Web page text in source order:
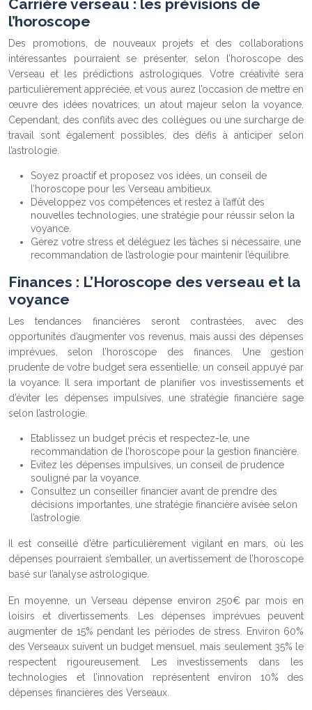
Carrière verseau : les prévisions de
l’horoscope
Des promotions, de nouveaux projets et des collaborations
intéressantes pourraient se présenter, selon l’horoscope des
Verseau et les prédictions astrologiques. Votre créativité sera
particulièrement appréciée, et vous aurez l’occasion de mettre en
œuvre des idées novatrices, un atout majeur selon la voyance.
Cependant, des conflits avec des collègues ou une surcharge de
travail sont également possibles, des défis à anticiper selon
l’astrologie.
Soyez proactif et proposez vos idées, un conseil de
l’horoscope pour les Verseau ambitieux.
Développez vos compétences et restez à l’affût des
nouvelles technologies, une stratégie pour réussir selon la
voyance.
Gérez votre stress et déléguez les tâches si nécessaire, une
recommandation de l’astrologie pour maintenir l’équilibre.
Finances : L’Horoscope des verseau et la
voyance
Les tendances financières seront contrastées, avec des
opportunités d’augmenter vos revenus, mais aussi des dépenses
imprévues, selon l’horoscope des finances. Une gestion
prudente de votre budget sera essentielle, un conseil appuyé par
la voyance. Il sera important de planifier vos investissements et
d’éviter les dépenses impulsives, une stratégie financière sage
selon l’astrologie.
Etablissez un budget précis et respectez-le, une
recommandation de l’horoscope pour la gestion financière.
Evitez les dépenses impulsives, un conseil de prudence
souligné par la voyance.
Consultez un conseiller financier avant de prendre des
décisions importantes, une stratégie financière avisée selon
l’astrologie.
Il est conseillé d’être particulièrement vigilant en mars, où les
dépenses pourraient s’emballer, un avertissement de l’horoscope
basé sur l’analyse astrologique.
En moyenne, un Verseau dépense environ 250€ par mois en
loisirs et divertissements. Les dépenses imprévues peuvent
augmenter de 15% pendant les périodes de stress. Environ 60%
des Verseaux suivent un budget mensuel, mais seulement 35% le
respectent rigoureusement. Les investissements dans les
technologies et l’innovation représentent environ 10% des
dépenses financières des Verseaux.